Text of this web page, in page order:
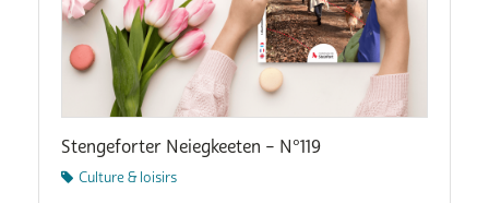
Stengeforter Neiegkeeten – N°119
Culture & loisirs